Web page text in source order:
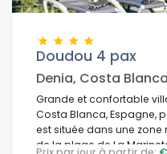
Doudou 4 pax
Denia, Costa
Grande et confortable
Costa Blanca, Espagne,
est située dans une zone
de la plage de La